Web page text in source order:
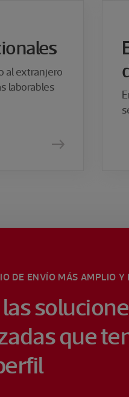
al extranjero
laborables
DE ENVÍO MÁS AMPLIO Y
que